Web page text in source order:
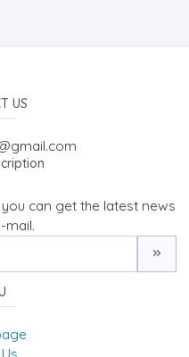
US
can get the latest news
mail.